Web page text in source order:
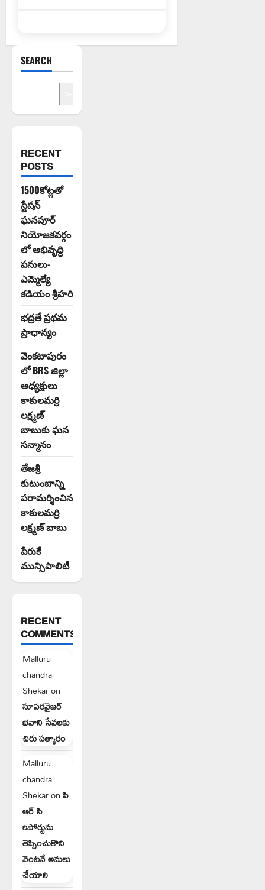
SEARCH
RECENT
POSTS
1500కోట్లతో
స్టేషన్
ఘనపూర్
నియోజకవర్గం
లో అభివృద్ధి
పనులు-
ఎమ్మెల్యే
కడియం శ్రీహరి
భద్రతే ప్రథమ
ప్రాధాన్యం
వెంకటాపురం
లో BRS జిల్లా
అధ్యక్షులు
కాకులమర్రి
లక్ష్మణ్
బాబుకు ఘన
సన్మానం
తేజశ్రీ
కుటుంబాన్ని
పరామర్శించిన
కాకులమర్రి
లక్ష్మణ్ బాబు
పేరుకే
మున్సిపాలిటీ
RECENT
COMMENTS
Malluru
chandra
Shekaron
సూపరవైజర్
భవాని సేవలకు
చిరు సత్కారం
Malluru
chandra
Shekaronపి
ఆర్ సి
రిపోర్టును
తెప్పించుకొని
వెంటనే అమలు
చేయాలి